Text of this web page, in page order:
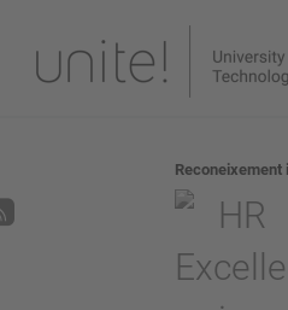
Reconeixement